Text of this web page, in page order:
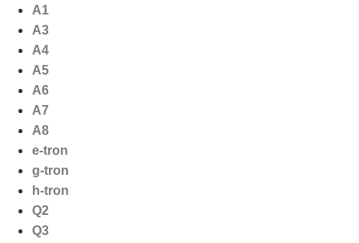
naar
inhoud
A1
A3
A4
A5
A6
A7
A8
e-tron
g-tron
h-tron
Q2
Q3